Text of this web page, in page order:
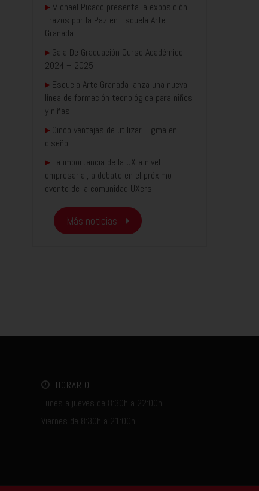
▸Michael Picado presenta la exposición
Trazos por la Paz en Escuela Arte
Granada
▸Gala De Graduación Curso Académico
2024 – 2025
▸Escuela Arte Granada lanza una nueva
línea de formación tecnológica para niños
y niñas
▸Cinco ventajas de utilizar Figma en
diseño
▸La importancia de la UX a nivel
empresarial, a debate en el próximo
evento de la comunidad UXers
Más noticias
HORARIO
Lunes a jueves de 8:30h a 22:00h
Viernes de 8:30h a 21:00h